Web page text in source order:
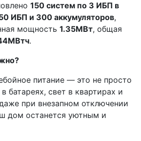
150 систем по 3 ИБП в
ИБП и 300 аккумуляторов,
мощность 1.35МВт, общая
.
питание — это не просто
батареях, свет в квартирах и
при внезапном отключении
дом останется уютным и